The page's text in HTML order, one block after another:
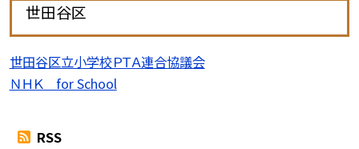
世田谷区
世田谷区立小学校ＰＴＡ連合協議会
ＮＨＫ for School
RSS